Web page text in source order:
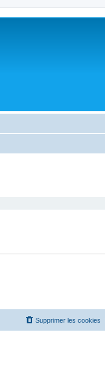
Supprimer les cookies